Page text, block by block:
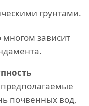
грунтами.
многом зависит
предполагаемые
почвенных вод,